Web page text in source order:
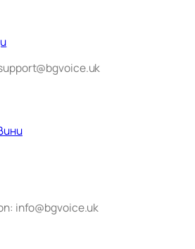
info@bgvoice.uk
UK. С какво мога да